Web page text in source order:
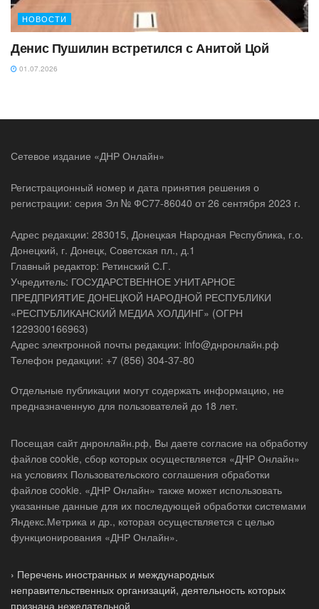
НОВОСТИ
Денис Пушилин встретился с Анитой Цой
01.07.2026
На побережье Азовского
моря предлагают создать
курорт премиального
уровня
03.05.2026 - 11:46
Единый институт пространственного планирования РФ
в рамках разработки комплексной территориальной
Республики предложил создать к 2045 году
Новоазовский туристско-рекреационный кластер